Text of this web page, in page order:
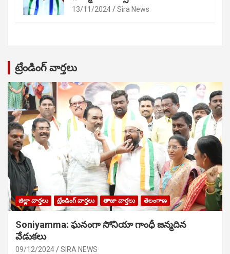
13/11/2024 Sira News
ట్రేండింగ్ వార్తలు
జిల్లా వార్తలు ట్రేండింగ్ వార్తలు తాజా వార్తలు తెలంగాణ
Soniyamma: ఘ‌నంగా సోనియా గాంధీ జ‌న్మ‌దిన
వేడుక‌లు
09/12/2024 SIRA NEWS